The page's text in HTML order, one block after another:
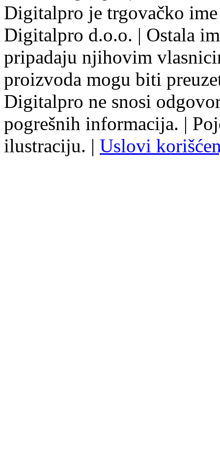
Digitalpro je trgovačko
Digitalpro d.o.o. | Ostala
pripadaju njihovim
proizvoda mogu biti
Digitalpro ne snosi
pogrešnih informacija. |
ilustraciju. | Uslovi